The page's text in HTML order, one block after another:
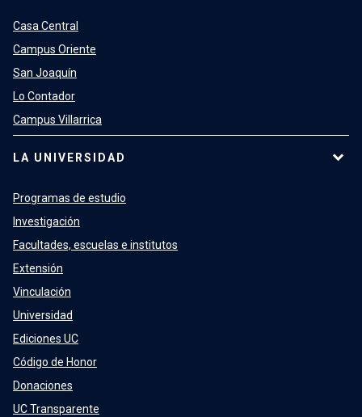
Casa Central
Campus Oriente
San Joaquín
Lo Contador
Campus Villarrica
LA UNIVERSIDAD
Programas de estudio
Investigación
Facultades, escuelas e institutos
Extensión
Vinculación
Universidad
Ediciones UC
Código de Honor
Donaciones
UC Transparente